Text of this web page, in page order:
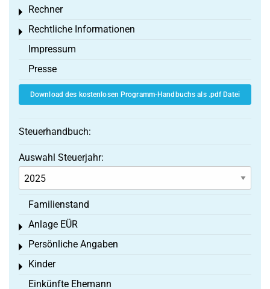
Rechner
Toggle menu
Rechtliche Informationen
Toggle menu
Impressum
Presse
Download des kostenlosen Programm-Handbuchs als .pdf Datei
Steuerhandbuch:
Auswahl Steuerjahr:
Familienstand
Anlage EÜR
Toggle menu
Persönliche Angaben
Toggle menu
Kinder
Toggle menu
Einkünfte Ehemann